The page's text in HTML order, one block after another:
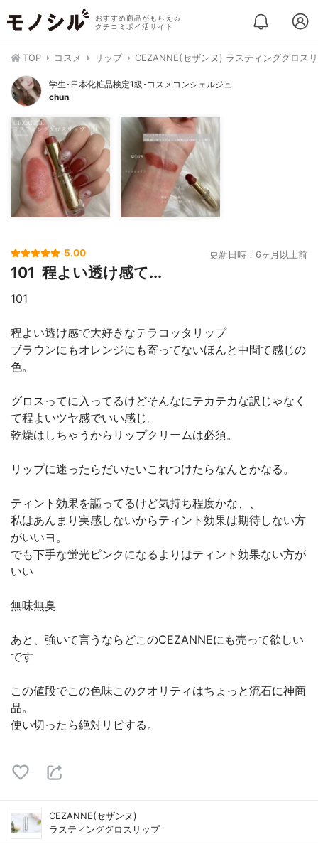
おすすめ商品がもらえる
クチコミポイ活サイト
TOP コスメ リップ CEZANNE(セザンヌ) ラスティンググロス
学生･日本化粧品検定1級･コスメコンシェルジュ
chun
5.00 更新日時：6ヶ月以上前
101 ㅤㅤㅤㅤㅤㅤ 程よい透け感て...
101
程よい透け感で大好きなテラコッタリップ
ブラウンにもオレンジにも寄ってないほんと中間て感じの
色。
グロスってに入ってるけどそんなにテカテカな訳じゃなく
て程よいツヤ感でいい感じ。
乾燥はしちゃうからリップクリームは必須。
リップに迷ったらだいたいこれつけたらなんとかなる。
ティント効果を謳ってるけど気持ち程度かな、、
私はあんまり実感しないからティント効果は期待しない方
がいいヨ。
でも下手な蛍光ピンクになるよりはティント効果ない方が
いい
無味無臭
あと、強いて言うならどこのCEZANNEにも売って欲しい
です
この値段でこの色味このクオリティはちょっと流石に神商
品。
使い切ったら絶対リピする。
CEZANNE(セザンヌ)
ラスティンググロスリップ